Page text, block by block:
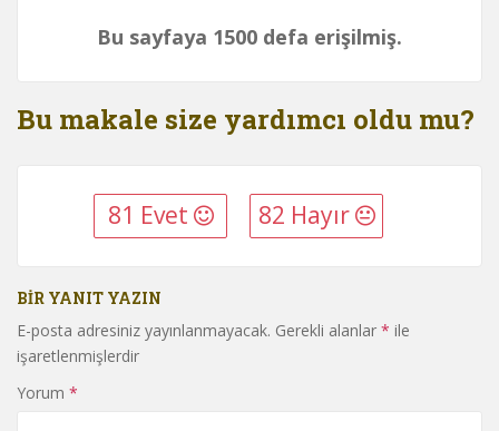
Bu sayfaya 1500 defa erişilmiş.
Bu makale size yardımcı oldu mu?
81 Evet 82 Hayır
BIR YANIT YAZIN
E-posta adresiniz yayınlanmayacak. Gerekli alanlar * ile
işaretlenmişlerdir
Yorum *